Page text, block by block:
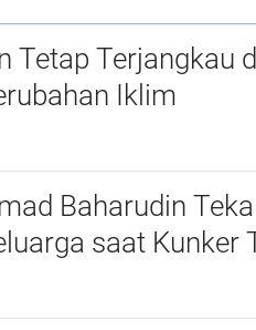
Tetap Terjangkau
Iklim
Baharudin
saat Kunker